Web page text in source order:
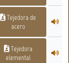
Tejedora de
acero
Tejedora
elemental